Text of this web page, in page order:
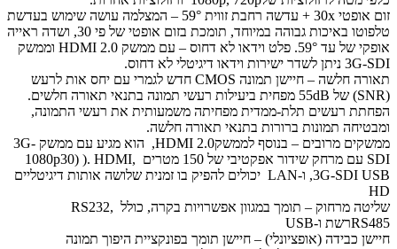
זום אופטי 30x + עדשה רחבת זווית 59° – המצלמה עושה שימוש בעדשת
טלפוטו באיכות גבוהה במיוחד, תומכת בזום אופטי של פי 30, ושדה ראייה
אופקי של עד 59°. פלט וידאו לא דחוס – עם ממשק HDMI 2.0 וממשק
3G-SDI ניתן לשדר ישירות וידאו דיגיטלי לא דחוס.
תאורה חלשה – חיישן תמונה CMOS חדש לגמרי עם יחס אות לרעש
(SNR) של 55dB מפחית ביעילות רעשי תמונה בתנאי תאורה חלשים.
הפחתת רעשים תלת-ממדית מפחיתה משמעותית את רעשי התמונה,
ומבטיחה תמונות ברורות בתנאי תאורה חלשה.
ממשקים מרובים – בנוסף לממשקHDMI 2.0, הוא מגיע עם ממשק 3G-
SDI עם מרחק שידור אפקטיבי של 150 מטרים1080p30) ). HDMI,
,3G-SDI USB ו-LAN יכולים להפיק בו זמנית שלושה אותות דיגיטליים
HD
שליטה מרחוק – תומך במגוון אפשרויות בקרה, כולל RS232,
RS485רשת ו-USB
חיישן כבידה (אופציונלי) – חיישן תומך בפונקציית היפוך תמונה